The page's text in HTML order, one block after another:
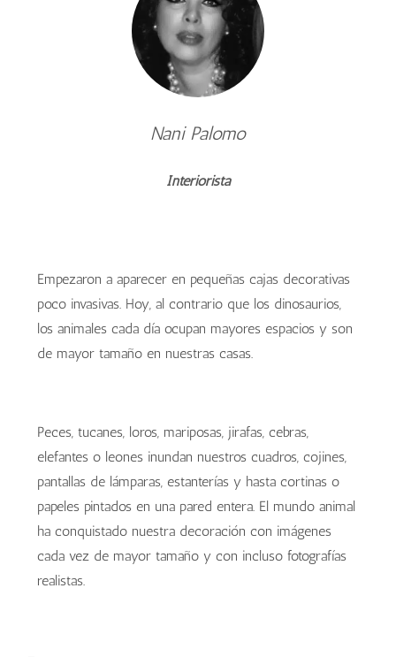
Nani Palomo
Interiorista
Empezaron a aparecer en pequeñas cajas decorativas
poco invasivas. Hoy, al contrario que los dinosaurios,
los animales cada día ocupan mayores espacios y son
de mayor tamaño en nuestras casas.
Peces, tucanes, loros, mariposas, jirafas, cebras,
elefantes o leones inundan nuestros cuadros, cojines,
pantallas de lámparas, estanterías y hasta cortinas o
papeles pintados en una pared entera. El mundo animal
ha conquistado nuestra decoración con imágenes
cada vez de mayor tamaño y con incluso fotografías
realistas.